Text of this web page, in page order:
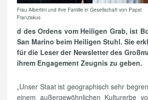
Frau Albertini und ihre Familie in Gesellschaft von Papst
Franziskus
d des Ordens vom Heiligen Grab, ist
San Marino beim Heiligen Stuhl. Sie
für die Leser der Newsletter des
ihrem Engagement Zeugnis zu geben.
„Unser Staat ist geographisch sehr
einem außergewöhnlichen Kulturerbe